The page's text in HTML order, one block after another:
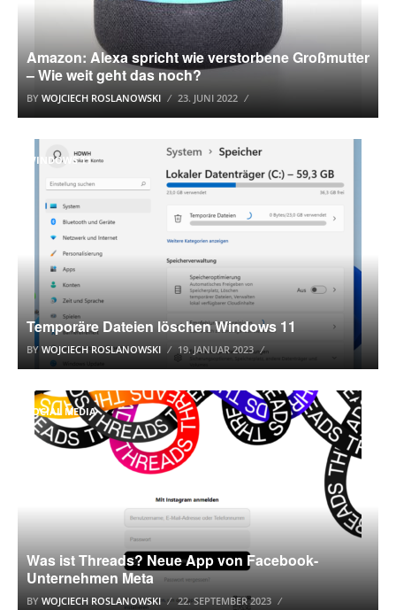
Amazon: Alexa spricht wie verstorbene Großmutter
– Wie weit geht das noch?
BY WOJCIECH ROSLANOWSKI 23. JUNI 2022
WINDOWS 11
Temporäre Dateien löschen Windows 11
BY WOJCIECH ROSLANOWSKI 19. JANUAR 2023
SOCIAL MEDIA
Was ist Threads? Neue App von Facebook-
Unternehmen Meta
BY WOJCIECH ROSLANOWSKI 22. SEPTEMBER 2023